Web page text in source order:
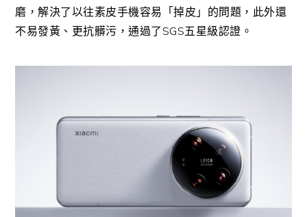
磨，解決了以往素皮手機容易「掉皮」的問題，此外還
不易發黃、更抗髒污，通過了SGS五星級認證。